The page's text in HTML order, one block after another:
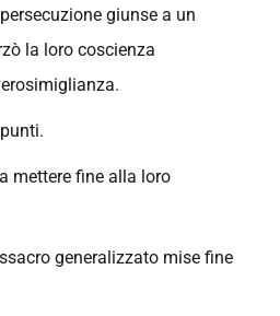
giunse a un
la loro coscienza
mettere fine alla loro
generalizzato mise fine